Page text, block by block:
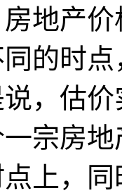
地产
的时
，估
宗房
上，